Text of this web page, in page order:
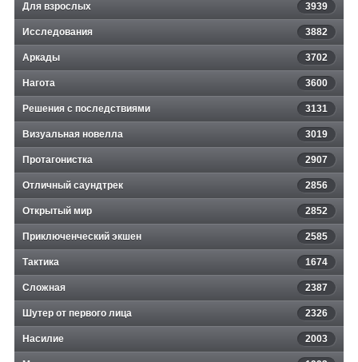
Для взрослых 3939
Исследования 3882
Аркады 3702
Нагота 3600
Решения с последствиями 3131
Визуальная новелла 3019
Протагонистка 2907
Отличный саундтрек 2856
Открытый мир 2852
Приключенческий экшен 2585
Тактика 1674
Сложная 2387
Шутер от первого лица 2326
Насилие 2003